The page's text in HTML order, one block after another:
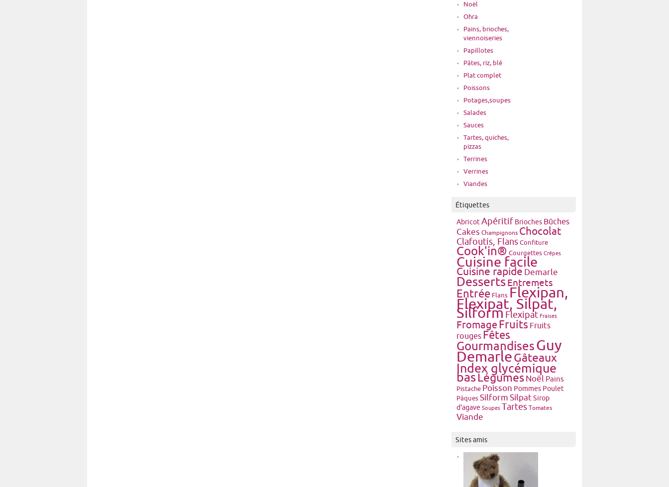
Noël
Ohra
Pains, brioches,
viennoiseries
Papillotes
Pâtes, riz, blé
Plat complet
Poissons
Potages,soupes
Salades
Sauces
Tartes, quiches,
pizzas
Terrines
Verrines
Viandes
Étiquettes
Abricot Apéritif Brioches Bûches
Cakes Champignons Chocolat
Clafoutis, Flans Confiture
Cook'in® Courgettes Crêpes
Cuisine facile
Cuisine rapide Demarle
Desserts Entremets
Entrée Flans Flexipan,
Flexipat, Silpat,
Silform Flexipat Fraises
Fromage Fruits Fruits
rouges Fêtes
Gourmandises Guy
Demarle Gâteaux
Index glycémique
bas Légumes Noël Pains
Pistache Poisson Pommes Poulet
Pâques Silform Silpat Sirop
d'agave Soupes Tartes Tomates
Viande
Sites amis